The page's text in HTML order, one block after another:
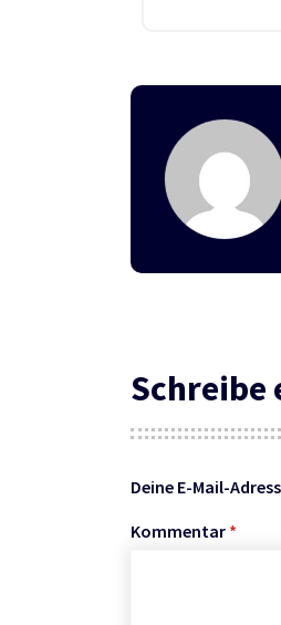
Schreibe
Deine E-Mail-
Kommentar *